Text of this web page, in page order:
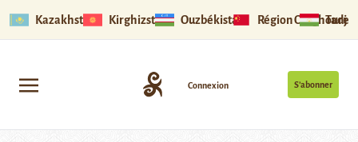
Kazakhstan Kirghizstan Ouzbékistan Région Ouïghoure
S’abonner
Connexion